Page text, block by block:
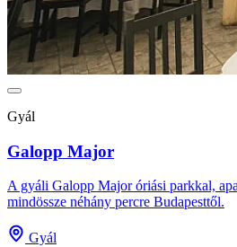
Gyál
Galopp Major
A gyáli Galopp Major óriási parkkal,
mindössze néhány percre Budapesttől.
Gyál